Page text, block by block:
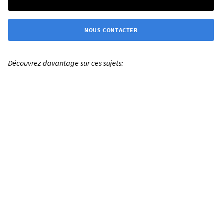
NOUS CONTACTER
Découvrez davantage sur ces sujets: